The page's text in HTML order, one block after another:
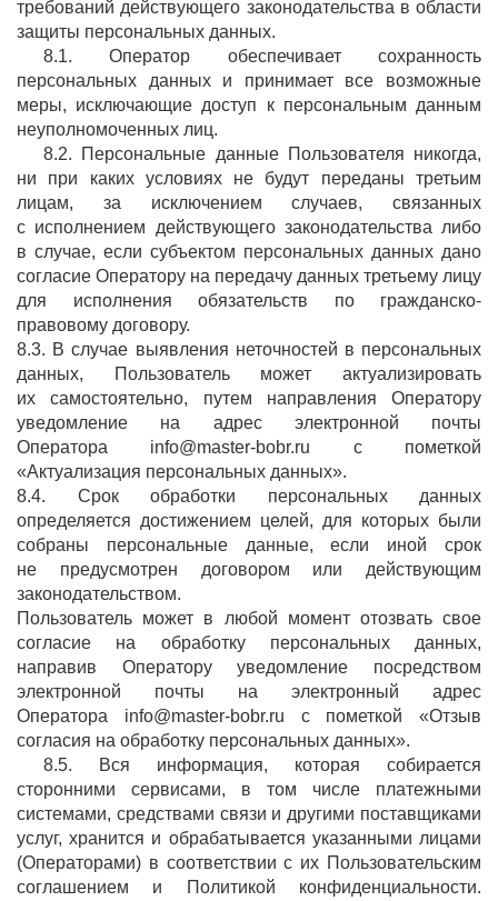
требований действующего законодательства в области
защиты персональных данных.
8.1. Оператор обеспечивает сохранность
персональных данных и принимает все возможные
меры, исключающие доступ к персональным данным
неуполномоченных лиц.
8.2. Персональные данные Пользователя никогда,
ни при каких условиях не будут переданы третьим
лицам, за исключением случаев, связанных
с исполнением действующего законодательства либо
в случае, если субъектом персональных данных дано
согласие Оператору на передачу данных третьему лицу
для исполнения обязательств по гражданско-
правовому договору.
8.3. В случае выявления неточностей в персональных
данных, Пользователь может актуализировать
их самостоятельно, путем направления Оператору
уведомление на адрес электронной почты
Оператора info@master-bobr.ru с пометкой
«Актуализация персональных данных».
8.4. Срок обработки персональных данных
определяется достижением целей, для которых были
собраны персональные данные, если иной срок
не предусмотрен договором или действующим
законодательством.
Пользователь может в любой момент отозвать свое
согласие на обработку персональных данных,
направив Оператору уведомление посредством
электронной почты на электронный адрес
Оператора info@master-bobr.ru с пометкой «Отзыв
согласия на обработку персональных данных».
8.5. Вся информация, которая собирается
сторонними сервисами, в том числе платежными
системами, средствами связи и другими поставщиками
услуг, хранится и обрабатывается указанными лицами
(Операторами) в соответствии с их Пользовательским
соглашением и Политикой конфиденциальности.